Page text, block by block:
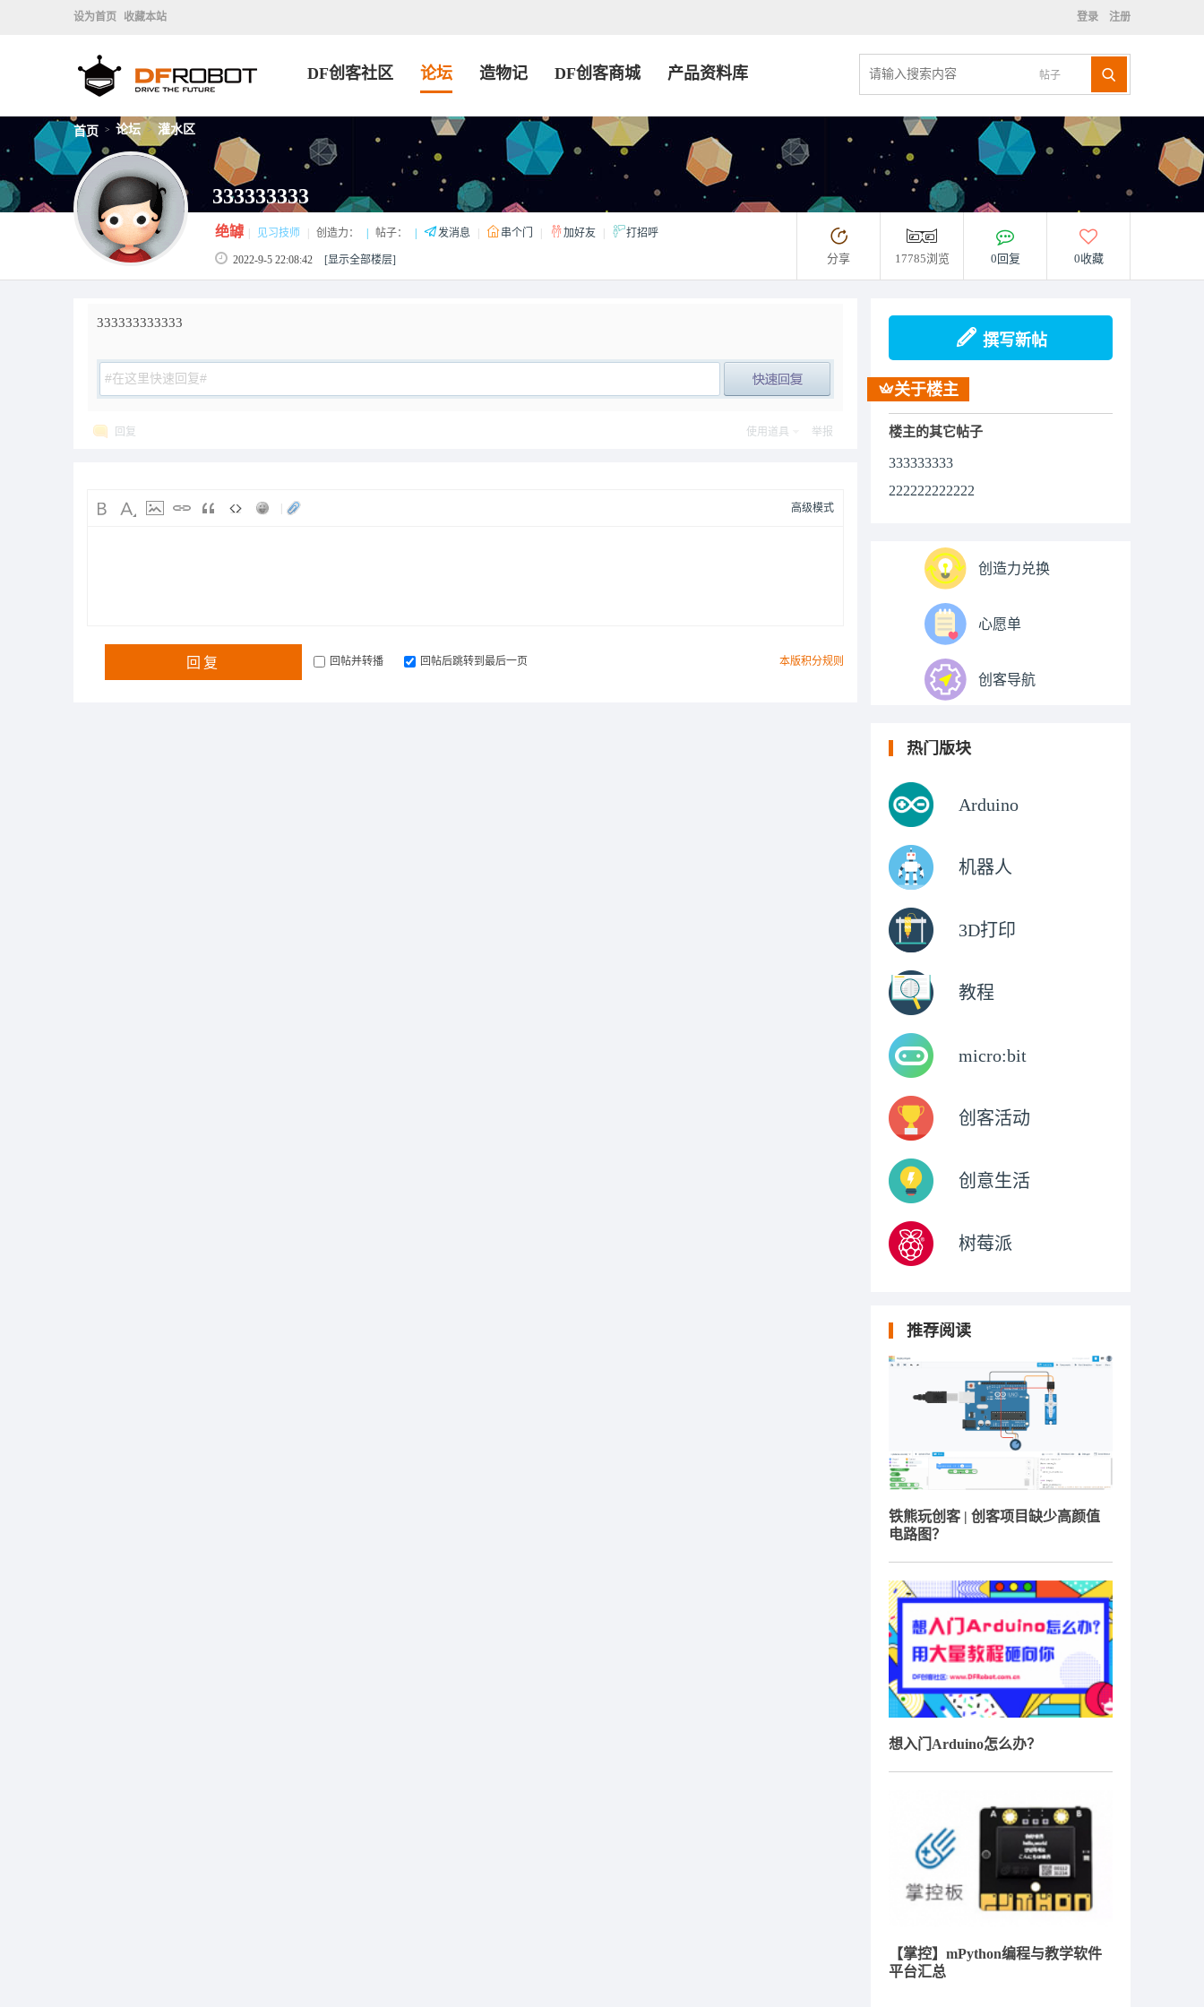
设为首页 收藏本站 登录 注册
帖子
DF创客社区 论坛 造物记 DF创客商城 产品资料库
首页 > 论坛 > 灌水区
333333333
绝罅 见习技师 创造力： 帖子： 发消息 串个门 加好友 打招呼
2022-9-5 22:08:42 [显示全部楼层] 分享 17785浏览 0回复 0收藏
333333333333
回复 使用道具 举报
高级模式
本版积分规则
回复 回帖并转播 回帖后跳转到最后一页
撰写新帖
关于楼主
楼主的其它帖子
333333333
222222222222
创造力兑换
心愿单
创客导航
热门版块
Arduino
机器人
3D打印
教程
micro:bit
创客活动
创意生活
树莓派
推荐阅读
铁熊玩创客 | 创客项目缺少高颜值
电路图？
想入门Arduino怎么办？
【掌控】mPython编程与教学软件
平台汇总